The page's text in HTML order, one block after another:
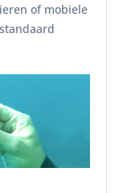
of mobiele